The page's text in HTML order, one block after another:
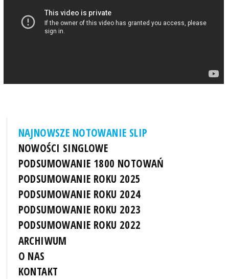
NAJNOWSZE NOTOWANIE SLIP
NOWOŚCI SINGLOWE
PODSUMOWANIE 1800 NOTOWAŃ
PODSUMOWANIE ROKU 2025
PODSUMOWANIE ROKU 2024
PODSUMOWANIE ROKU 2023
PODSUMOWANIE ROKU 2022
ARCHIWUM
O NAS
KONTAKT